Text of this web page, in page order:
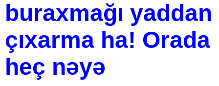
buraxmağı yaddan
çıxarma ha! Orada
heç nəyə